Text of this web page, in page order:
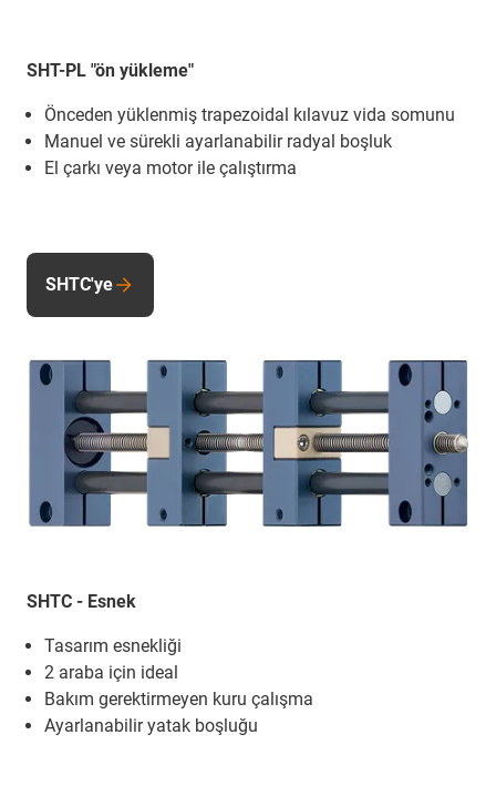
SHT-PL "ön yükleme"
Önceden yüklenmiş trapezoidal kılavuz vida somunu
Manuel ve sürekli ayarlanabilir radyal boşluk
El çarkı veya motor ile çalıştırma
SHTC - Esnek
Tasarım esnekliği
2 araba için ideal
Bakım gerektirmeyen kuru çalışma
Ayarlanabilir yatak boşluğu
SHTC'ye